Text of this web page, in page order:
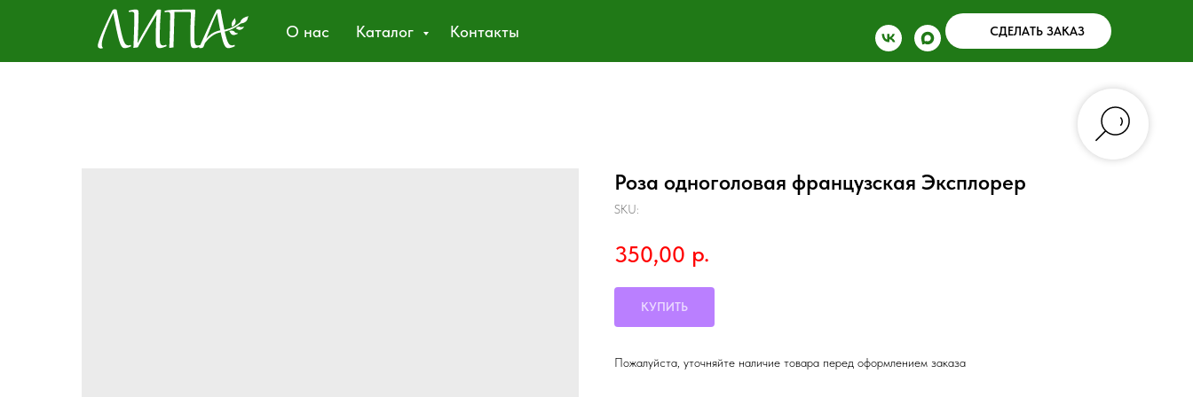
О нас Каталог Контакты СДЕЛАТЬ ЗАКАЗ
Роза одноголовая французская Эксплорер
SKU:
350,00 р.
КУПИТЬ
Пожалуйста, уточняйте наличие товара перед оформлением заказа